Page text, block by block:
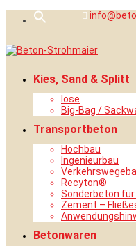
Search
Kies, Sand & Splitt
lose
Big-Bag /
Transportbeton
Hochbau
Ingenieurbau
Recyton®
Sonderbeton
Zement –
Betonwaren